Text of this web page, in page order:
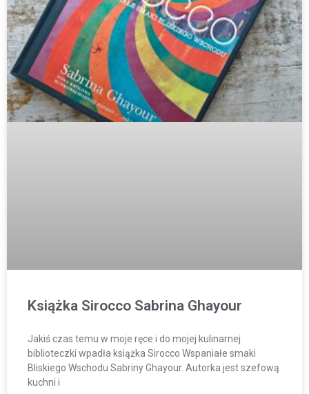
Książka Sirocco Sabrina Ghayour
Jakiś czas temu w moje ręce i do mojej kulinarnej
biblioteczki wpadła książka Sirocco Wspaniałe smaki
Bliskiego Wschodu Sabriny Ghayour. Autorka jest szefową
kuchni i